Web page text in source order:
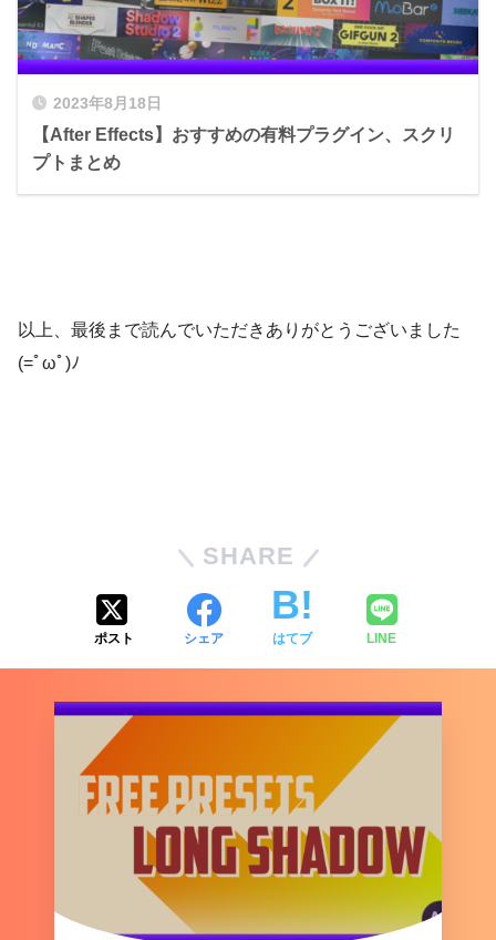
『After Effects』を開いてテキストやオブジ
ェクトを選択した状態で
エフェクト＆プリセット ▶︎ アニメーション
プリセット ▶︎ Long_Shadow_v1.0 が適用
できます。
2023年8月18日
【After Effects】おすすめの有料プラグイン、スクリ
プトまとめ
以上、最後まで読んでいただきありがとうございました
(=ﾟωﾟ)ﾉ
SHARE
ポスト シェア はてブ LINE